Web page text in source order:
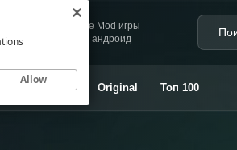
Скачивай любимые Mod игры
и приложения для андроид
Приложения Original Топ 100
Allow